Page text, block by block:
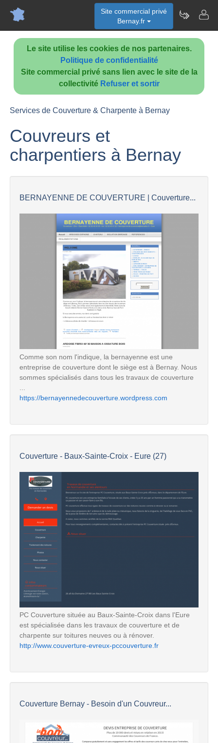
Le site utilise les cookies de nos partenaires.
Politique de confidentialité
Site commercial privé sans lien avec le site de la
collectivité Refuser et sortir
Site commercial privé
Bernay.fr
Services de Couverture & Charpente à Bernay
Couvreurs et
charpentiers à Bernay
BERNAYENNE DE COUVERTURE | Couverture...
Comme son nom l'indique, la bernayenne est une
entreprise de couverture dont le siège est à Bernay. Nous
sommes spécialisés dans tous les travaux de couverture
https://bernayennedecouverture.wordpress.com
Couverture - Baux-Sainte-Croix - Eure (27)
PC Couverture située au Baux-Sainte-Croix dans l'Eure
est spécialisée dans les travaux de couverture et de
charpente sur toitures neuves ou à rénover.
http://www.couverture-evreux-pccouverture.fr
Couverture Bernay - Besoin d'un Couvreur...